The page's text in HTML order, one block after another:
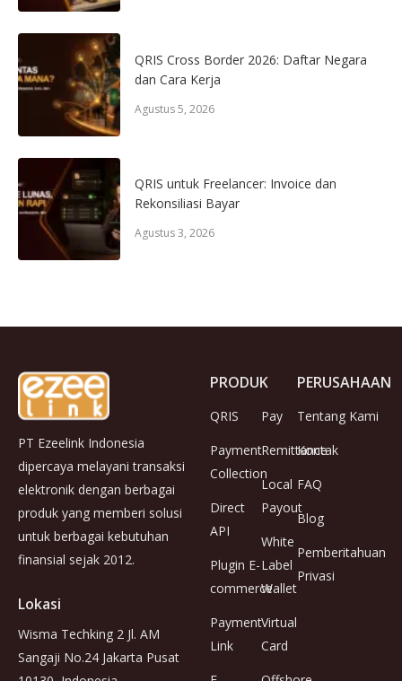
QRIS Cross Border 2026: Daftar Negara
dan Cara Kerja
Agustus 5, 2026
QRIS untuk Freelancer: Invoice dan
Rekonsiliasi Bayar
Agustus 3, 2026
PT Ezeelink Indonesia
dipercaya melayani transaksi
elektronik dengan berbagai
produk yang memberi solusi
untuk berbagai kebutuhan
finansial sejak 2012.
Lokasi
Wisma Techking 2 Jl. AM
Sangaji No.24 Jakarta Pusat
PRODUK
QRIS
Payment
Collection
Direct
API
Plugin E-
commerce
Payment
Link
Pay
Remittance
Local
Payout
White
Label
Wallet
Virtual
Card
PERUSAHAAN
Tentang Kami
Kontak
FAQ
Blog
Pemberitahuan
Privasi